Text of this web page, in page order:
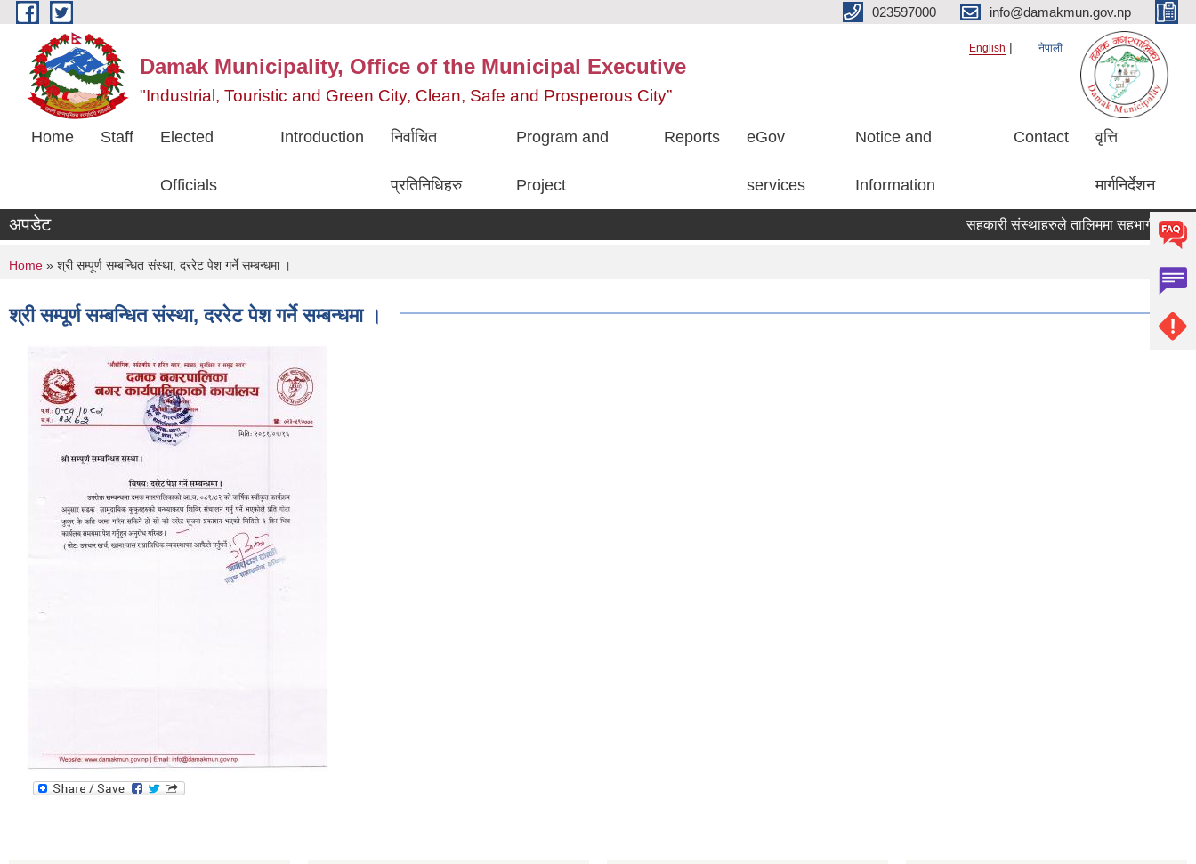
Skip to main content 023597000 info@damakmun.gov.np
Damak Municipality, Office of the Municipal Executive
"Industrial, Touristic and Green City, Clean, Safe and Prosperous City”
English नेपाली
Home Staff Elected
Officials
Introduction निर्वाचित
प्रतिनिधिहरु
Program and
Project
Reports eGov
services
Notice and
Information
Contact वृत्ति
मार्गनिर्देशन
अपडेट सहकारी संस्थाहरुले तालिममा सहभागीको नाम
You are here
Home » श्री सम्पूर्ण सम्बन्धित संस्था, दररेट पेश गर्ने सम्बन्धमा ।
श्री सम्पूर्ण सम्बन्धित संस्था, दररेट पेश गर्ने सम्बन्धमा ।